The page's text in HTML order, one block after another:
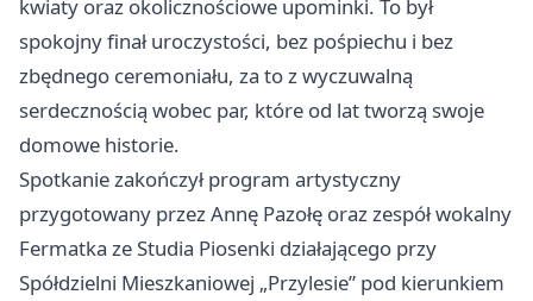
kwiaty oraz okolicznościowe upominki. To był
spokojny finał uroczystości, bez pośpiechu i bez
zbędnego ceremoniału, za to z wyczuwalną
serdecznością wobec par, które od lat tworzą swoje
domowe historie.
Spotkanie zakończył program artystyczny
przygotowany przez Annę Pazołę oraz zespół wokalny
Fermatka ze Studia Piosenki działającego przy
Spółdzielni Mieszkaniowej „Przylesie” pod kierunkiem